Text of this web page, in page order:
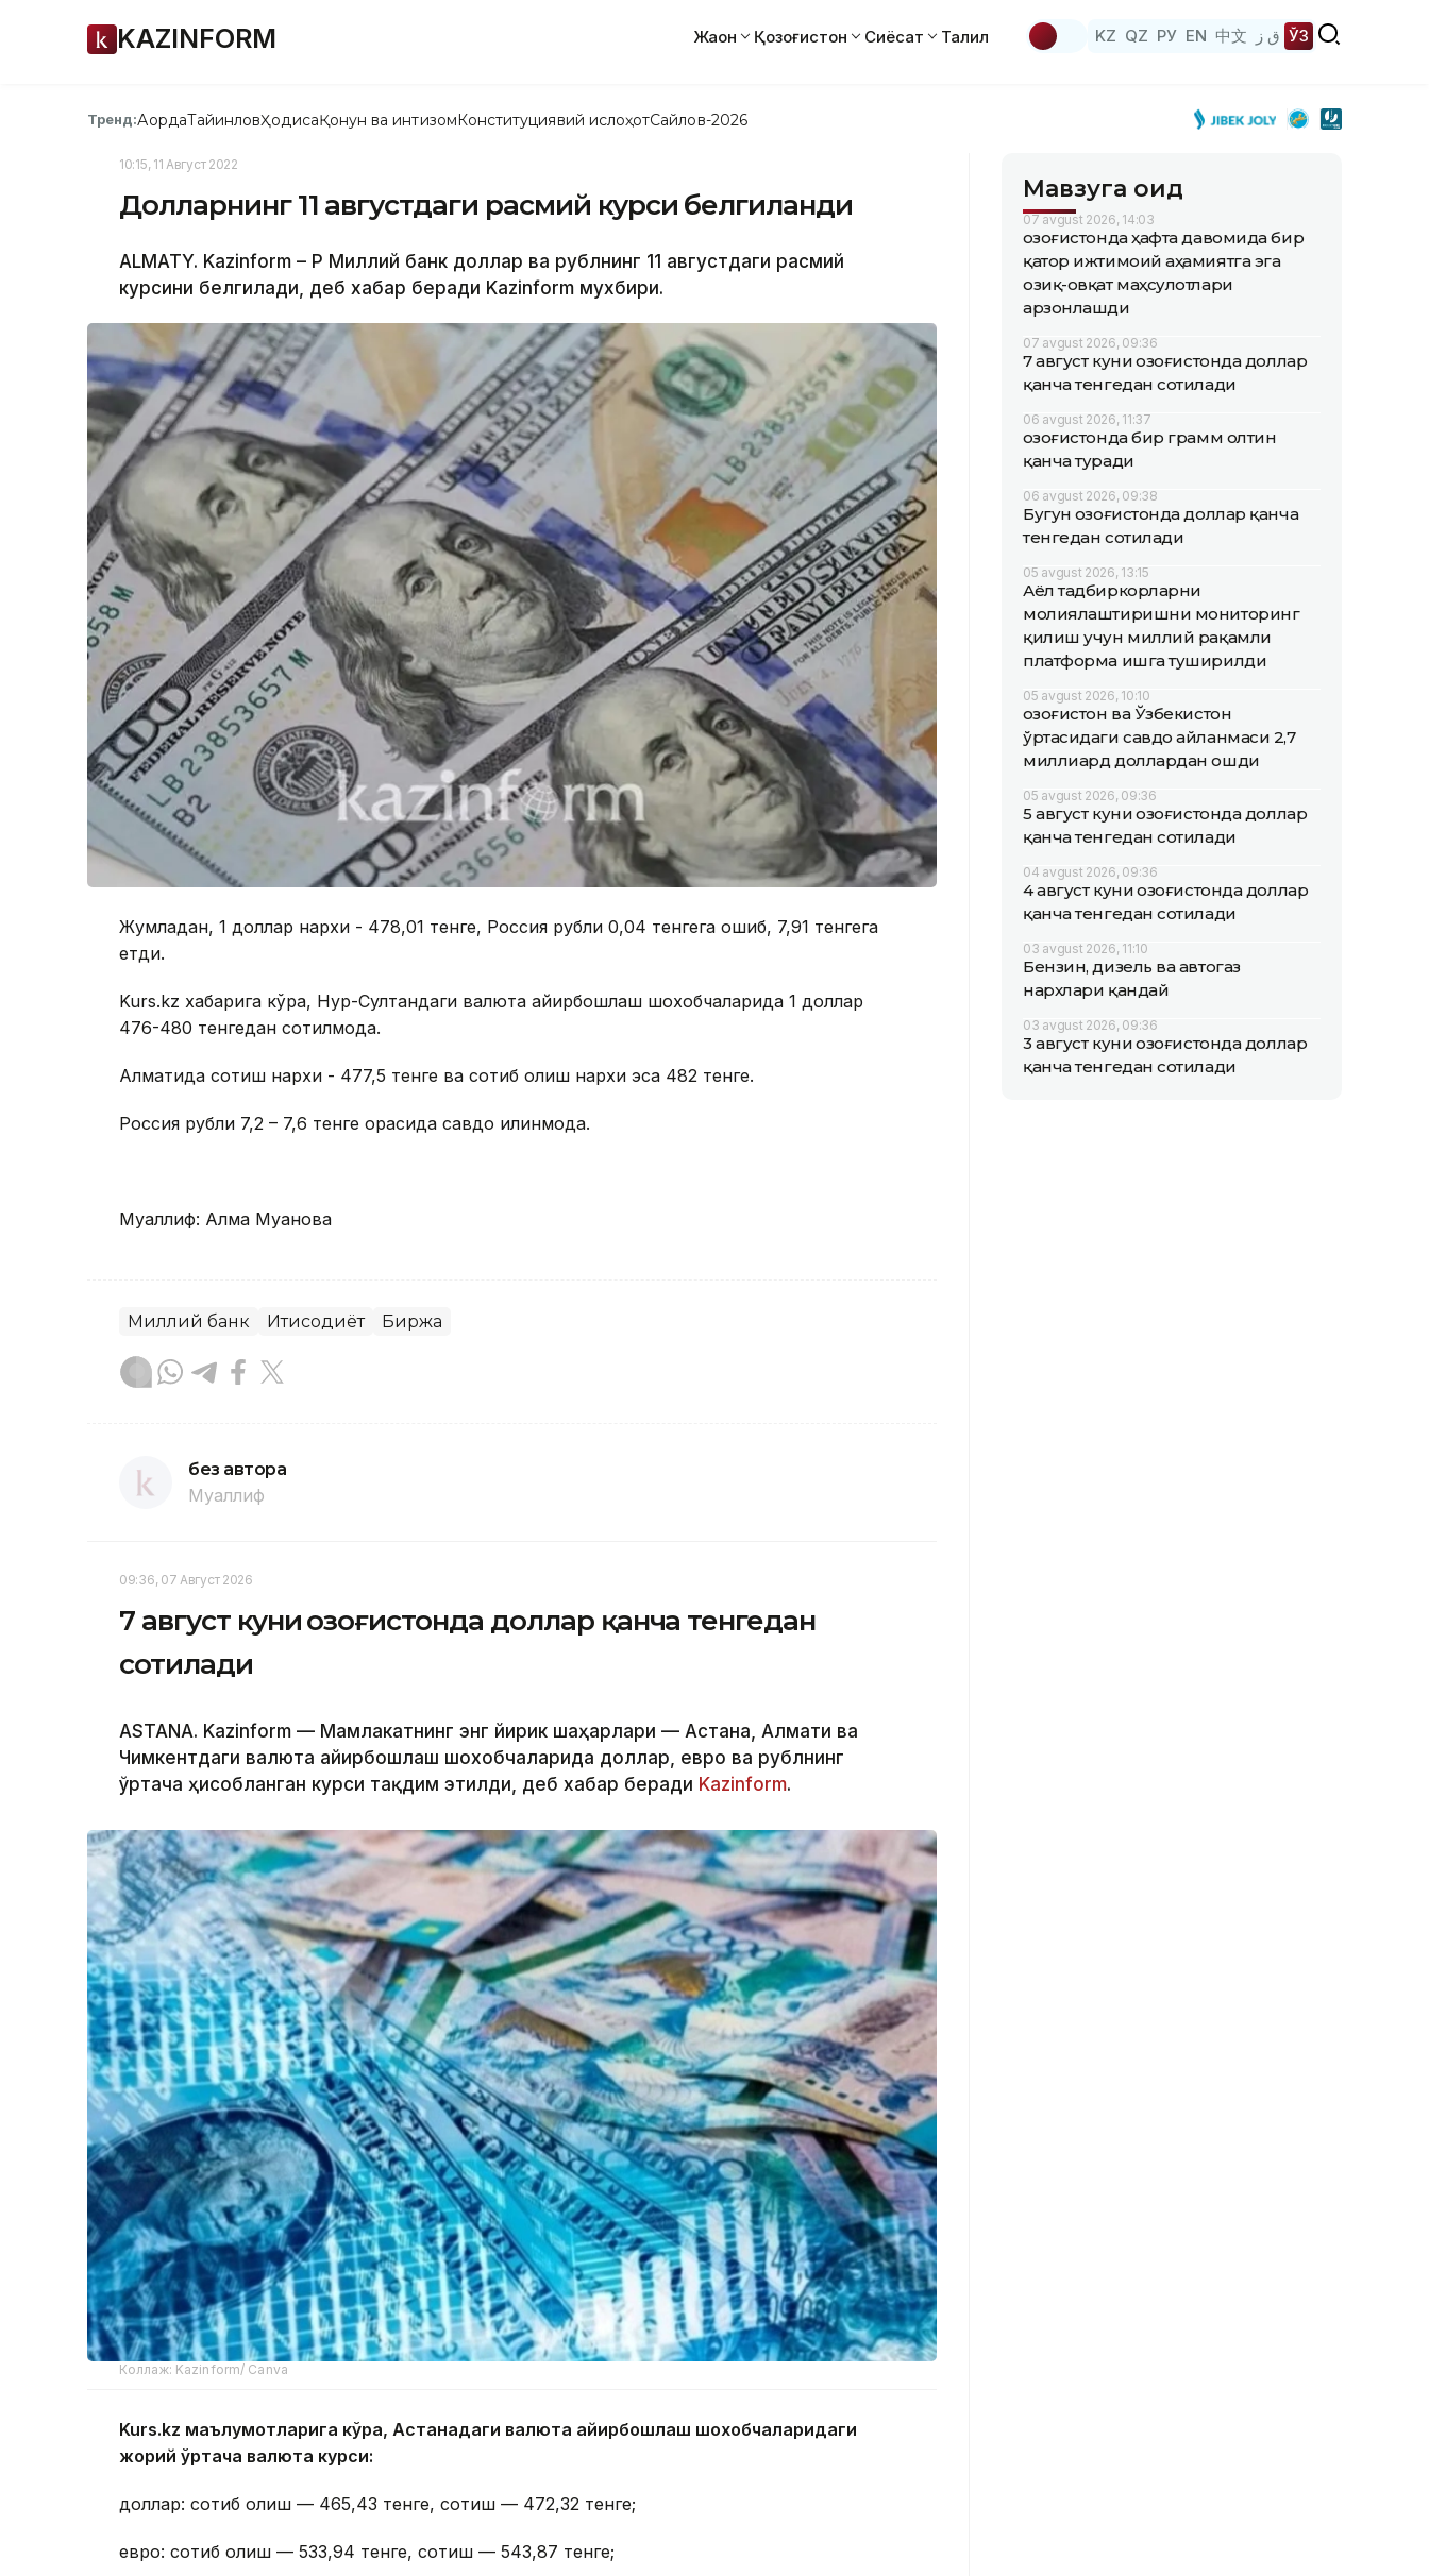
KAZINFORM Жаҳон Қозоғистон Сиёсат Таҳлил KZ QZ РУ EN 中文 ق ز ЎЗ
Тренд:АқордаТайинловҲодисаҚонун ва интизомКонституциявий ислоҳотСайлов-2026
10:15, 11 Август 2022
Долларнинг 11 августдаги расмий курси белгиланди
ALMATY. Kazinform – ҚР Миллий банк доллар ва рублнинг 11 августдаги расмий
курсини белгилади, деб хабар беради Kazinform мухбири.
Жумладан, 1 доллар нархи - 478,01 тенге, Россия рубли 0,04 тенгега ошиб, 7,91 тенгега
етди.
Kurs.kz хабарига кўра, Нур-Султандаги валюта айирбошлаш шохобчаларида 1 доллар
476-480 тенгедан сотилмоқда.
Алматида сотиш нархи - 477,5 тенге ва сотиб олиш нархи эса 482 тенге.
Россия рубли 7,2 – 7,6 тенге орасида савдо қилинмоқда.
Муаллиф: Алма Муқанова
Миллий банк Иқтисодиёт Биржа
без автора
Муаллиф
09:36, 07 Август 2026
7 август куни Қозоғистонда доллар қанча тенгедан
сотилади
ASTANA. Kazinform — Мамлакатнинг энг йирик шаҳарлари — Астана, Алмати ва
Чимкентдаги валюта айирбошлаш шохобчаларида доллар, евро ва рублнинг
ўртача ҳисобланган курси тақдим этилди, деб хабар беради Kazinform.
Коллаж: Kazinform/ Canva
Kurs.kz маълумотларига кўра, Астанадаги валюта айирбошлаш шохобчаларидаги
жорий ўртача валюта курси:
доллар: сотиб олиш — 465,43 тенге, сотиш — 472,32 тенге;
евро: сотиб олиш — 533,94 тенге, сотиш — 543,87 тенге;
Мавзуга оид
07 avgust 2026, 14:03
Қозоғистонда ҳафта давомида бир
қатор ижтимоий аҳамиятга эга
озиқ-овқат маҳсулотлари
арзонлашди
07 avgust 2026, 09:36
7 август куни Қозоғистонда доллар
қанча тенгедан сотилади
06 avgust 2026, 11:37
Қозоғистонда бир грамм олтин
қанча туради
06 avgust 2026, 09:38
Бугун Қозоғистонда доллар қанча
тенгедан сотилади
05 avgust 2026, 13:15
Аёл тадбиркорларни
молиялаштиришни мониторинг
қилиш учун миллий рақамли
платформа ишга туширилди
05 avgust 2026, 10:10
Қозоғистон ва Ўзбекистон
ўртасидаги савдо айланмаси 2,7
миллиард доллардан ошди
05 avgust 2026, 09:36
5 август куни Қозоғистонда доллар
қанча тенгедан сотилади
04 avgust 2026, 09:36
4 август куни Қозоғистонда доллар
қанча тенгедан сотилади
03 avgust 2026, 11:10
Бензин, дизель ва автогаз
нархлари қандай
03 avgust 2026, 09:36
3 август куни Қозоғистонда доллар
қанча тенгедан сотилади